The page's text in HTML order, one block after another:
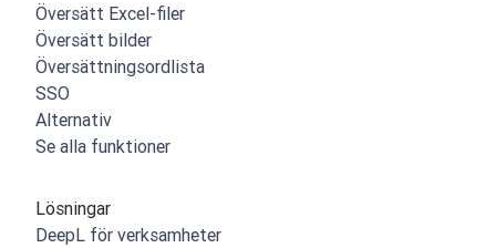
Översätt Excel-filer
Översätt bilder
Översättningsordlista
SSO
Alternativ
Se alla funktioner
Lösningar
DeepL för verksamheter